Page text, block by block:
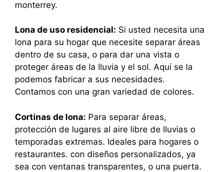
monterrey.
Lona de uso residencial: Si usted necesita una
lona para su hogar que necesite separar áreas
dentro de su casa, o para dar una vista o
proteger áreas de la lluvia y el sol. Aquí se la
podemos fabricar a sus necesidades.
Contamos con una gran variedad de colores.
Cortinas de lona: Para separar áreas,
protección de lugares al aire libre de lluvias o
temporadas extremas. Ideales para hogares o
restaurantes. con diseños personalizados, ya
sea con ventanas transparentes, o una puerta.